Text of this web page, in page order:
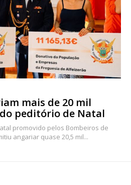
mais de 20 mil
peditório de Natal
promovido pelos Bombeiros de
angariar quase 20,5 mil...